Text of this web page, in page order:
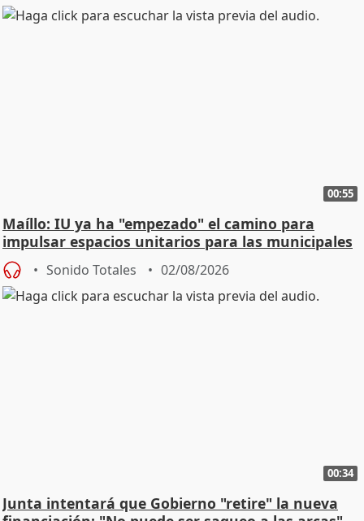
00:55
Maíllo: IU ya ha "empezado" el camino para
impulsar espacios unitarios para las municipales
Sonido Totales 02/08/2026
00:34
Junta intentará que Gobierno "retire" la nueva